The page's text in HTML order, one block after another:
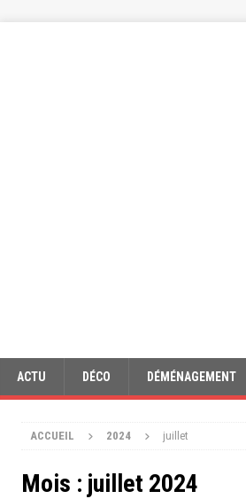
ACTU DÉCO DÉMÉNAGEMENT
ACCUEIL 2024 juillet
Mois : juillet 2024